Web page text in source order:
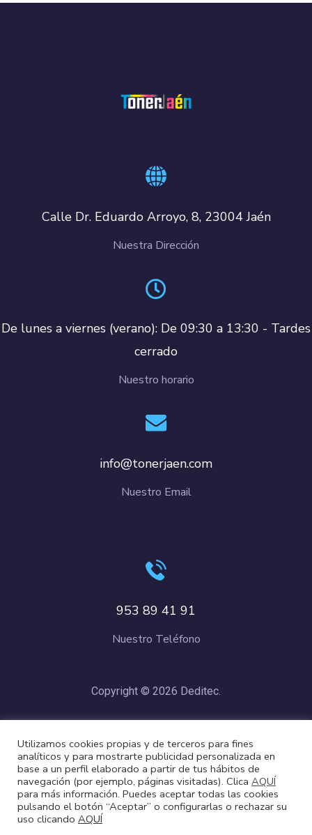
Calle Dr. Eduardo Arroyo, 8, 23004 Jaén
Nuestra Dirección
De lunes a viernes (verano): De 09:30 a 13:30 - Tardes
cerrado
Nuestro horario
info@tonerjaen.com
Nuestro Email
953 89 41 91
Nuestro Teléfono
Copyright © 2026 Deditec.
Cookies
Utilizamos cookies propias y de terceros para fines
analíticos y para mostrarte publicidad personalizada en
base a un perfil elaborado a partir de tus hábitos de
navegación (por ejemplo, páginas visitadas). Clica AQUÍ
para más información. Puedes aceptar todas las cookies
pulsando el botón “Aceptar” o configurarlas o rechazar su
uso clicando AQUÍ